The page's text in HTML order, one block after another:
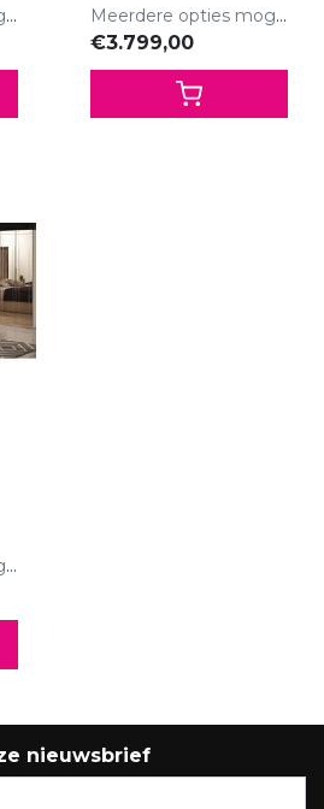
Meerdere opties mogelijk. Meerdere opties mogelijk.
€3.799,00
Meerdere opties mogelijk.
nieuwsbrief